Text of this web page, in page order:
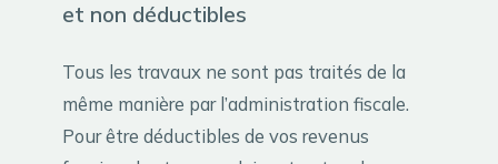
et non déductibles
Tous les travaux ne sont pas traités de la
même manière par l’administration fiscale.
Pour être déductibles de vos revenus